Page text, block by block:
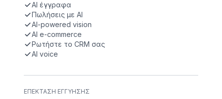
AI έγγραφα
Πωλήσεις με AI
AI-powered vision
AI e-commerce
Ρωτήστε το CRM σας
AI voice
ΕΠΈΚΤΑΣΗ ΕΓΓΎΗΣΗΣ